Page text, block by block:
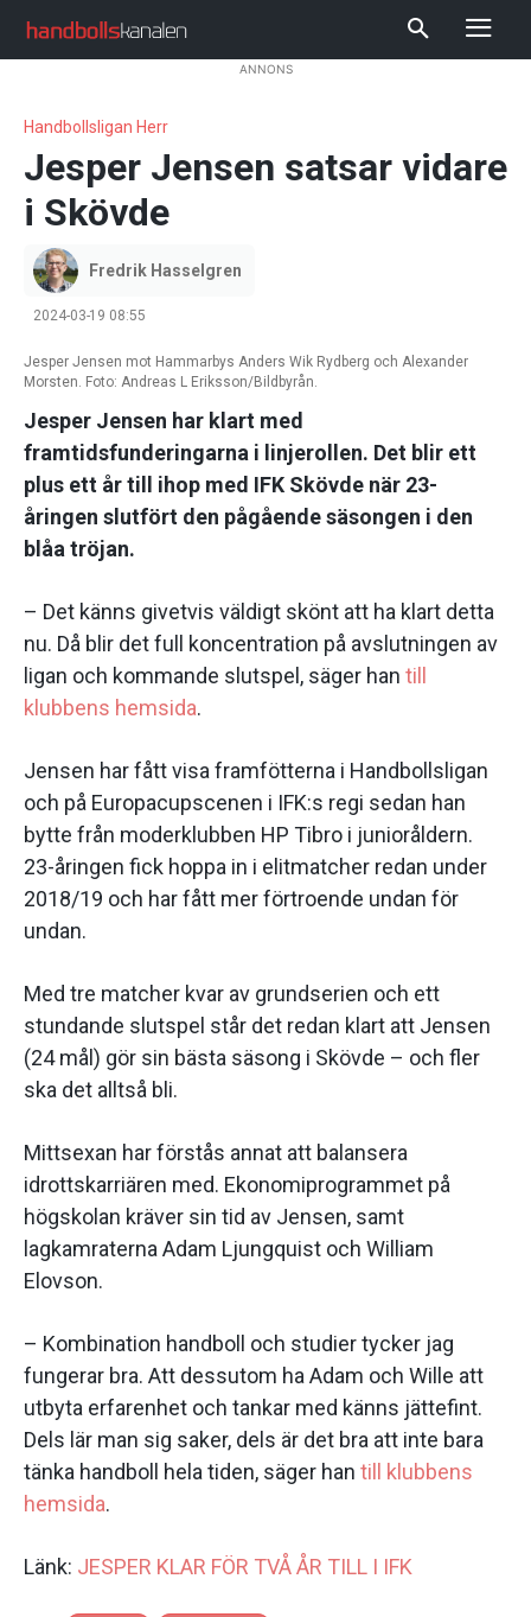
ANNONS
Handbollsligan Herr
Jesper Jensen satsar vidare
i Skövde
Fredrik Hasselgren
2024-03-19 08:55
Jesper Jensen mot Hammarbys Anders Wik Rydberg och Alexander
Morsten. Foto: Andreas L Eriksson/Bildbyrån.
Jesper Jensen har klart med
framtidsfunderingarna i linjerollen. Det blir ett
plus ett år till ihop med IFK Skövde när 23-
åringen slutfört den pågående säsongen i den
blåa tröjan.
– Det känns givetvis väldigt skönt att ha klart detta
nu. Då blir det full koncentration på avslutningen av
ligan och kommande slutspel, säger han till
klubbens hemsida.
Jensen har fått visa framfötterna i Handbollsligan
och på Europacupscenen i IFK:s regi sedan han
bytte från moderklubben HP Tibro i junioråldern.
23-åringen fick hoppa in i elitmatcher redan under
2018/19 och har fått mer förtroende undan för
undan.
Med tre matcher kvar av grundserien och ett
stundande slutspel står det redan klart att Jensen
(24 mål) gör sin bästa säsong i Skövde – och fler
ska det alltså bli.
Mittsexan har förstås annat att balansera
idrottskarriären med. Ekonomiprogrammet på
högskolan kräver sin tid av Jensen, samt
lagkamraterna Adam Ljungquist och William
Elovson.
– Kombination handboll och studier tycker jag
fungerar bra. Att dessutom ha Adam och Wille att
utbyta erfarenhet och tankar med känns jättefint.
Dels lär man sig saker, dels är det bra att inte bara
tänka handboll hela tiden, säger han till klubbens
hemsida.
Länk: JESPER KLAR FÖR TVÅ ÅR TILL I IFK